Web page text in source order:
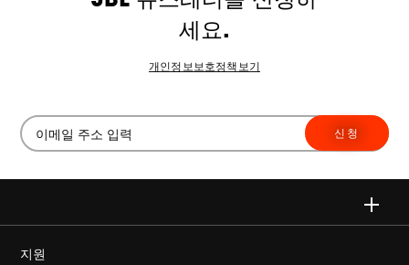
세요.
개인정보보호정책보기
신청
지원